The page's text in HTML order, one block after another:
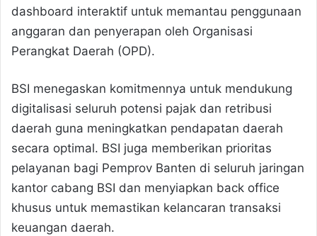
dashboard interaktif untuk memantau penggunaan
anggaran dan penyerapan oleh Organisasi
Perangkat Daerah (OPD).
BSI menegaskan komitmennya untuk mendukung
digitalisasi seluruh potensi pajak dan retribusi
daerah guna meningkatkan pendapatan daerah
secara optimal. BSI juga memberikan prioritas
pelayanan bagi Pemprov Banten di seluruh jaringan
kantor cabang BSI dan menyiapkan back office
khusus untuk memastikan kelancaran transaksi
keuangan daerah.